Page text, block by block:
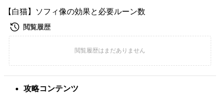
【白猫】ソフィ像の効果と必要ルーン数
攻略コンテンツ